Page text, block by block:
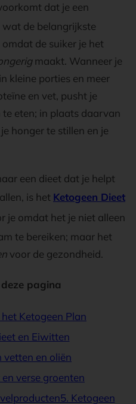
dat je een
de belangrijkste
de suiker je het
maakt. Wanneer je
kleine porties en meer
en vet, pusht je
eten; in plaats daarvan
honger te stillen en je
een dieet dat je helpt
is het Ketogeen Dieet
je omdat het je niet alleen
te bereiken; maar het
voor de gezondheid.
pagina
Ketogeen Plan
en Eiwitten
vetten en oliën
verse groenten
Ketogeen